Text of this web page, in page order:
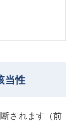
当性
されます（前